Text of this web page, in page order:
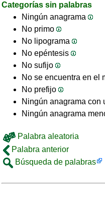
Categorías sin palabras
Ningún anagrama
No primo
No lipograma
No epéntesis
No sufijo
No se encuentra en el
No prefijo
Ningún anagrama con
Ningún anagrama
Palabra aleatoria
Palabra anterior
Búsqueda de palabras